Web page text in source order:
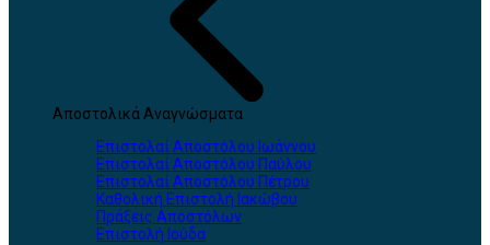
Αποστολικά Αναγνώσματα
Επιστολαί Αποστόλου Ιωάννου
Επιστολαί Αποστόλου Παύλου
Επιστολαί Αποστόλου Πέτρου
Καθολική Επιστολή Ιακώβου
Πράξεις Αποστόλων
Επιστολή Ιούδα